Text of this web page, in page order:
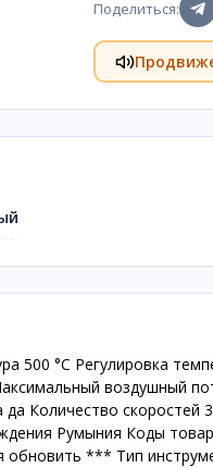
Поделиться:
°C Регулировка
воздушный
Количество скоростей
Румыния Коды
обновить *** Тип